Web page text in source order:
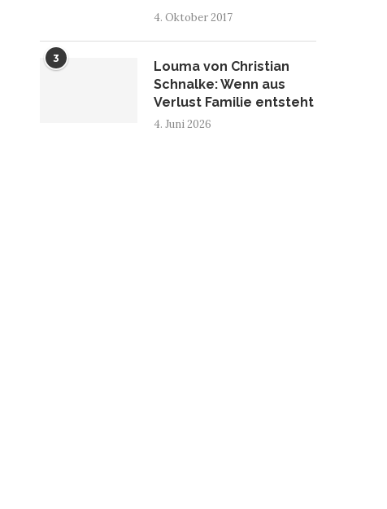
4. Oktober 2017
3
Louma von Christian
Schnalke: Wenn aus
Verlust Familie entsteht
4. Juni 2026